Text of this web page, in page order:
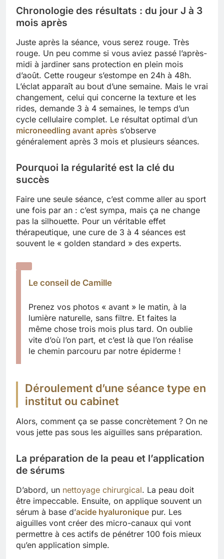
Chronologie des résultats : du jour J à 3
mois après
Juste après la séance, vous serez rouge. Très
rouge. Un peu comme si vous aviez passé l’après-
midi à jardiner sans protection en plein mois
d’août. Cette rougeur s’estompe en 24h à 48h.
L’éclat apparaît au bout d’une semaine. Mais le vrai
changement, celui qui concerne la texture et les
rides, demande 3 à 4 semaines, le temps d’un
cycle cellulaire complet. Le résultat optimal d’un
microneedling avant après s’observe
généralement après 3 mois et plusieurs séances.
Pourquoi la régularité est la clé du
succès
Faire une seule séance, c’est comme aller au sport
une fois par an : c’est sympa, mais ça ne change
pas la silhouette. Pour un véritable effet
thérapeutique, une cure de 3 à 4 séances est
souvent le « golden standard » des experts.
Le conseil de Camille
Prenez vos photos « avant » le matin, à la
lumière naturelle, sans filtre. Et faites la
même chose trois mois plus tard. On oublie
vite d’où l’on part, et c’est là que l’on réalise
le chemin parcouru par notre épiderme !
Déroulement d’une séance type en
institut ou cabinet
Alors, comment ça se passe concrètement ? On ne
vous jette pas sous les aiguilles sans préparation.
La préparation de la peau et l’application
de sérums
D’abord, un nettoyage chirurgical. La peau doit
être impeccable. Ensuite, on applique souvent un
sérum à base d’acide hyaluronique pur. Les
aiguilles vont créer des micro-canaux qui vont
permettre à ces actifs de pénétrer 100 fois mieux
qu’en application simple.